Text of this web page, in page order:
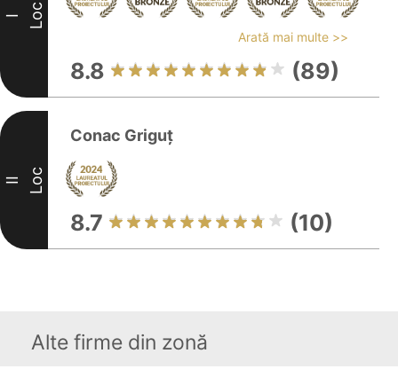
I Loc
Arată mai multe >>
8.8 (89)
II Loc
Conac Griguț
8.7 (10)
Alte firme din zonă